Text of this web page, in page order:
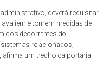
deverá requisitar
e tomem medidas de
decorrentes do
relacionados,
um trecho da portaria.